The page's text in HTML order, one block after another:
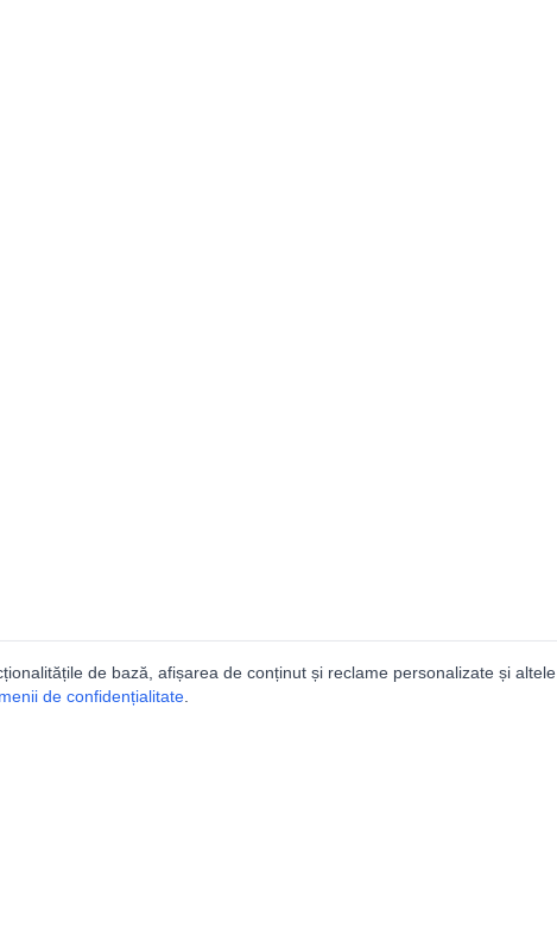
de bază, afișarea de conținut și reclame personalizate și
de confidențialitate